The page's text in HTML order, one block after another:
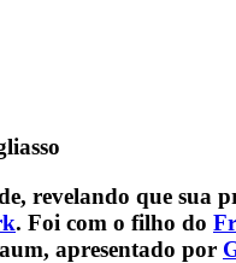
revelando que sua
. Foi com o filho do
apresentado por